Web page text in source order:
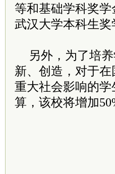
等和基础学科奖
武汉大学本科生
另外，为了培
新、创造，对于
重大社会影响的
算，该校将增加